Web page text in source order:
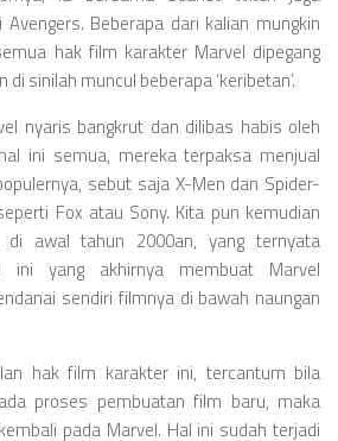
Beberapa dari kalian mungkin
hak film karakter Marvel dipegang
sinilah muncul beberapa ‘keribetan’.
nyaris bangkrut dan dilibas habis oleh
ini semua, mereka terpaksa menjual
sebut saja X-Men dan Spider-
Fox atau Sony. Kita pun kemudian
di awal tahun 2000an, yang ternyata
ini yang akhirnya membuat Marvel
sendiri filmnya di bawah naungan
hak film karakter ini, tercantum bila
proses pembuatan film baru, maka
pada Marvel. Hal ini sudah terjadi